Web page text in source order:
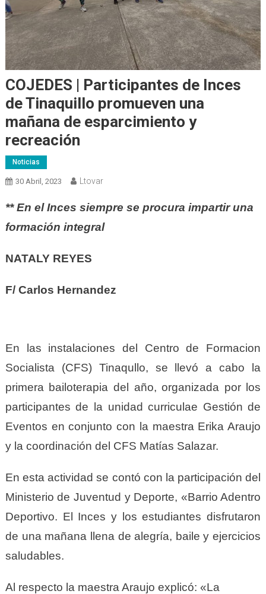
COJEDES | Participantes de Inces
de Tinaquillo promueven una
mañana de esparcimiento y
recreación
Noticias
30 Abril, 2023 Ltovar
** En el Inces siempre se procura impartir una
formación integral
NATALY REYES
F/ Carlos Hernandez
En las instalaciones del Centro de Formacion
Socialista (CFS) Tinaqullo, se llevó a cabo la
primera bailoterapia del año, organizada por los
participantes de la unidad curriculae Gestión de
Eventos en conjunto con la maestra Erika Araujo
y la coordinación del CFS Matías Salazar.
En esta actividad se contó con la participación del
Ministerio de Juventud y Deporte, «Barrio Adentro
Deportivo. El Inces y los estudiantes disfrutaron
de una mañana llena de alegría, baile y ejercicios
saludables.
Al respecto la maestra Araujo explicó: «La